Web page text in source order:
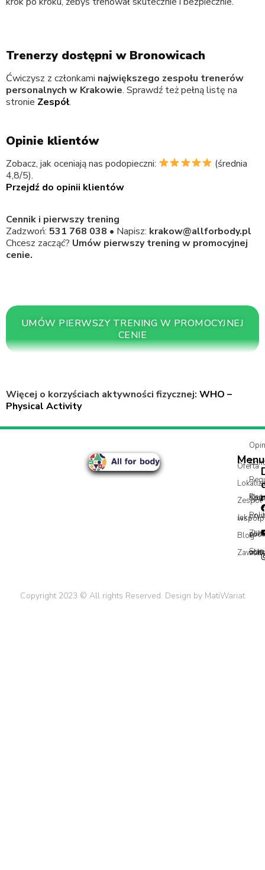
Trenerzy dostępni w Bronowicach
Ćwiczysz z członkami największego zespołu trenerów
personalnych w Krakowie. Sprawdź też pełną listę na
stronie Zespół.
Opinie klientów
Zobacz, jak oceniają nas podopieczni:
(średnia
4,8/5).
Przejdź do opinii klientów
Cennik i pierwszy trening
Zadzwoń: 531 768 038 • Napisz: krakow@allforbody.pl
Chcesz zacząć? Umów pierwszy trening w promocyjnej
cenie.
UMÓW PIERWSZY TRENING W PROMOCYJNEJ
CENIE
Więcej o korzyściach aktywności fizycznej: WHO –
Physical Activity
Menu
Oferta
Zespół
Jak
BlogZarządzanie
Standardy
Copyright 2023 © All rights Reserved. Design by MatiWariat